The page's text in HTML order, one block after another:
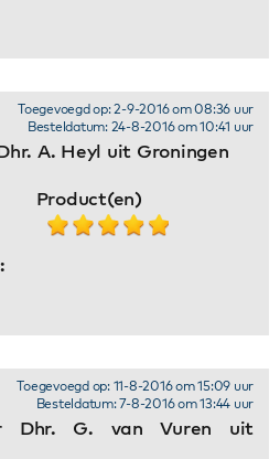
A. Heyl uit Groningen
Toegevoegd op: 2-9-2016 om 08:36 uur
Besteldatum: 24-8-2016 om 10:41 uur
Product(en)
Dhr. G. van Vuren uit
Toegevoegd op: 11-8-2016 om 15:09 uur
Besteldatum: 7-8-2016 om 13:44 uur